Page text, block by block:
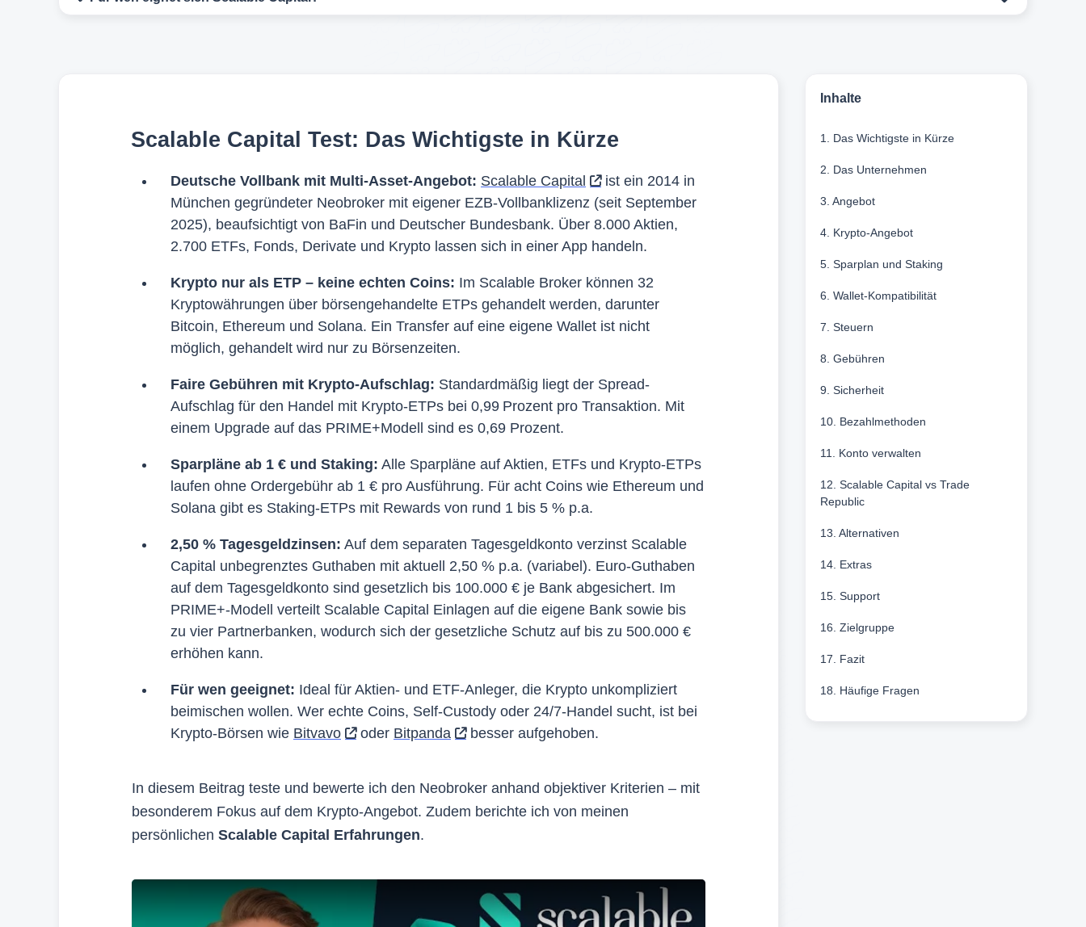
Scalable Capital Test: Das Wichtigste in Kürze
Deutsche Vollbank mit Multi-Asset-Angebot: Scalable Capital
ist ein 2014 in
München gegründeter Neobroker mit eigener EZB-Vollbanklizenz (seit September
2025), beaufsichtigt von BaFin und Deutscher Bundesbank. Über 8.000 Aktien,
2.700 ETFs, Fonds, Derivate und Krypto lassen sich in einer App handeln.
Krypto nur als ETP – keine echten Coins: Im Scalable Broker können 32
Kryptowährungen über börsengehandelte ETPs gehandelt werden, darunter
Bitcoin, Ethereum und Solana. Ein Transfer auf eine eigene Wallet ist nicht
möglich, gehandelt wird nur zu Börsenzeiten.
Faire Gebühren mit Krypto-Aufschlag: Standardmäßig liegt der Spread-
Aufschlag für den Handel mit Krypto-ETPs bei 0,99 Prozent pro Transaktion. Mit
einem Upgrade auf das PRIME+Modell sind es 0,69 Prozent.
Sparpläne ab 1 € und Staking: Alle Sparpläne auf Aktien, ETFs und Krypto-ETPs
laufen ohne Ordergebühr ab 1 € pro Ausführung. Für acht Coins wie Ethereum und
Solana gibt es Staking-ETPs mit Rewards von rund 1 bis 5 % p.a.
2,50 % Tagesgeldzinsen: Auf dem separaten Tagesgeldkonto verzinst Scalable
Capital unbegrenztes Guthaben mit aktuell 2,50 % p.a. (variabel). Euro-Guthaben
auf dem Tagesgeldkonto sind gesetzlich bis 100.000 € je Bank abgesichert. Im
PRIME+-Modell verteilt Scalable Capital Einlagen auf die eigene Bank sowie bis
zu vier Partnerbanken, wodurch sich der gesetzliche Schutz auf bis zu 500.000 €
erhöhen kann.
Für wen geeignet: Ideal für Aktien- und ETF-Anleger, die Krypto unkompliziert
beimischen wollen. Wer echte Coins, Self-Custody oder 24/7-Handel sucht, ist bei
Krypto-Börsen wie Bitvavo oder Bitpanda besser aufgehoben.
In diesem Beitrag teste und bewerte ich den Neobroker anhand objektiver Kriterien – mit
besonderem Fokus auf dem Krypto-Angebot. Zudem berichte ich von meinen
persönlichen Scalable Capital Erfahrungen.
Inhalte
1. Das Wichtigste in Kürze
2. Das Unternehmen
3. Angebot
4. Krypto-Angebot
5. Sparplan und Staking
6. Wallet-Kompatibilität
7. Steuern
8. Gebühren
9. Sicherheit
10. Bezahlmethoden
11. Konto verwalten
12. Scalable Capital vs Trade
Republic
13. Alternativen
14. Extras
15. Support
16. Zielgruppe
17. Fazit
18. Häufige Fragen